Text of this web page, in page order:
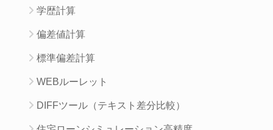
学歴計算
偏差値計算
標準偏差計算
WEBルーレット
DIFFツール（テキスト差分比較）